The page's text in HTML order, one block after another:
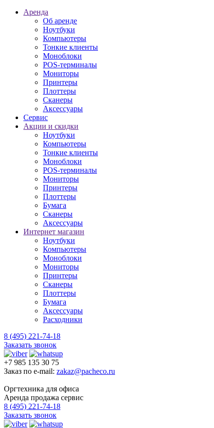
Аренда
Об аренде
Ноутбуки
Компьютеры
Тонкие клиенты
Моноблоки
POS-терминалы
Мониторы
Принтеры
Плоттеры
Сканеры
Аксессуары
Сервис
Акции и скидки
Ноутбуки
Компьютеры
Тонкие клиенты
Моноблоки
POS-терминалы
Мониторы
Принтеры
Плоттеры
Бумага
Сканеры
Аксессуары
Интернет магазин
Ноутбуки
Компьютеры
Моноблоки
Мониторы
Принтеры
Сканеры
Плоттеры
Бумага
Аксессуары
Расходники
8 (495) 221-74-18
Заказать звонок
+7 985 135 30 75
Заказ по e-mail: zakaz@pacheco.ru
Оргтехника для офиса
Аренда продажа сервис
8 (495) 221-74-18
Заказать звонок